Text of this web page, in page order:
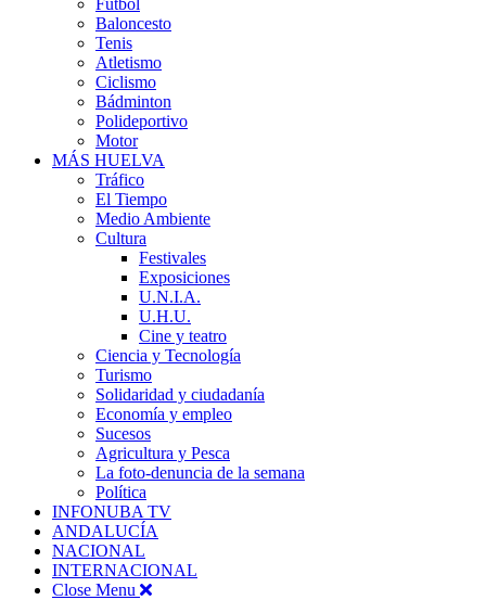
Fútbol
Baloncesto
Tenis
Atletismo
Ciclismo
Bádminton
Polideportivo
Motor
MÁS HUELVA
Tráfico
El Tiempo
Medio Ambiente
Cultura
Festivales
Exposiciones
U.N.I.A.
U.H.U.
Cine y teatro
Ciencia y Tecnología
Turismo
Solidaridad y ciudadanía
Economía y empleo
Sucesos
Agricultura y Pesca
La foto-denuncia de la semana
Política
INFONUBA TV
ANDALUCÍA
NACIONAL
INTERNACIONAL
Close Menu